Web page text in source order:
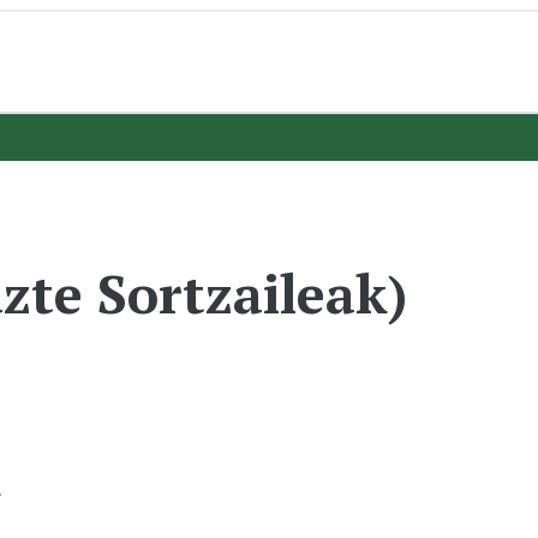
Sortzaileak)